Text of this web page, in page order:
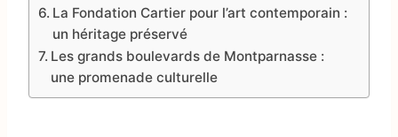
La Fondation Cartier pour l’art contemporain :
un héritage préservé
Les grands boulevards de Montparnasse :
une promenade culturelle